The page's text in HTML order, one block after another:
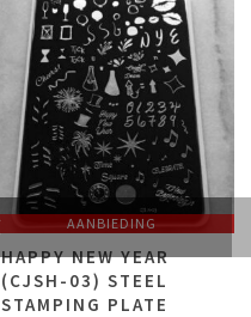
AANBIEDING
HAPPY NEW YEAR
(CJSH-03) STEEL
STAMPING PLATE